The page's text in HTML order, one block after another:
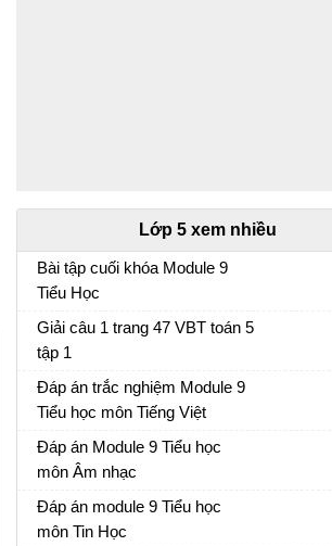
Lớp 5 xem nhiều
Bài tập cuối khóa Module 9
Tiểu Học
Bài tập cuối khóa Module 9 Tiểu Học đầy đủ
Giải câu 1 trang 47 VBT toán 5
tập 1
Đáp án trắc nghiệm Module 9
Tiểu học môn Tiếng Việt
Đáp án trắc nghiệm Module 9 Tiểu học
Đáp án Module 9 Tiểu học
môn Âm nhạc
Đáp án trắc nghiệm Module 9 Tiểu học
Đáp án module 9 Tiểu học
môn Tin Học